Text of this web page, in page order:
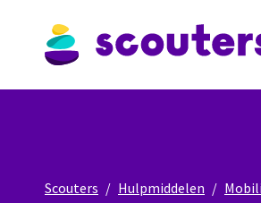
Scouters Hulpmiddelen